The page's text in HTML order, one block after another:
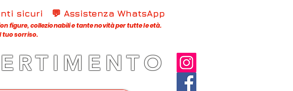
sicuri 💬 Assistenza WhatsApp
figure, collezionabili e tante novità per tutte le età.
tuo sorriso.